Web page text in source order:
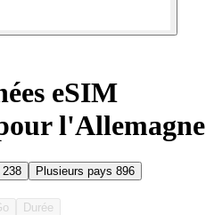
eSIM
l'Allemagne
238 Plusieurs pays 896
Durée